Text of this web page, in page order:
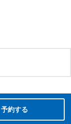
reserved.
予約する